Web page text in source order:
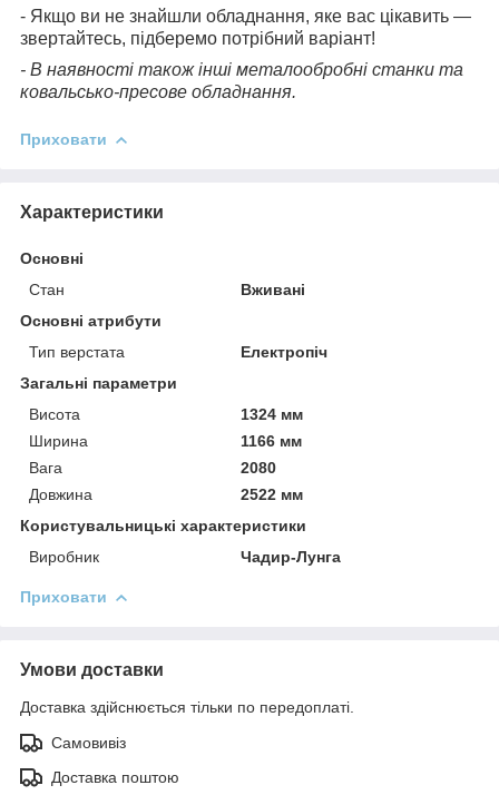
- Якщо ви не знайшли обладнання, яке вас цікавить —
звертайтесь, підберемо потрібний варіант!
- В наявності також інші металообробні станки та
ковальсько-пресове обладнання.
Приховати
Характеристики
Основні
Стан
Вживані
Основні атрибути
Тип верстата
Електропіч
Загальні параметри
Висота
1324 мм
Ширина
1166 мм
Вага
2080
Довжина
2522 мм
Користувальницькі характеристики
Виробник
Чадир-Лунга
Приховати
Умови доставки
Доставка здійснюється тільки по передоплаті.
Самовивіз
Доставка поштою